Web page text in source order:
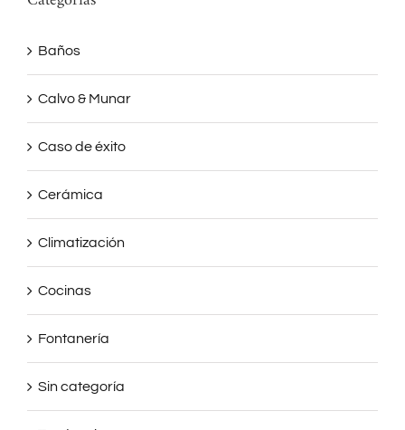
Baños
Calvo & Munar
Caso de éxito
Cerámica
Climatización
Cocinas
Fontanería
Sin categoría